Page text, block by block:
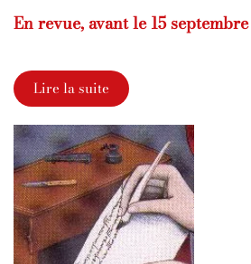
En revue, avant le 15
Lire la suite